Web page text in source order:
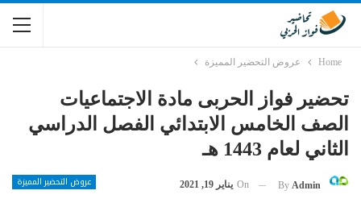
Home عروض التحضير المميزة
تحضير فواز الحربى مادة الاجتماعيات
الصف الخامس الابتدائي الفصل الدراسي
الثاني لعام 1443 هـ
عروض التحضير المميزة By Admin
On يناير 19, 2021